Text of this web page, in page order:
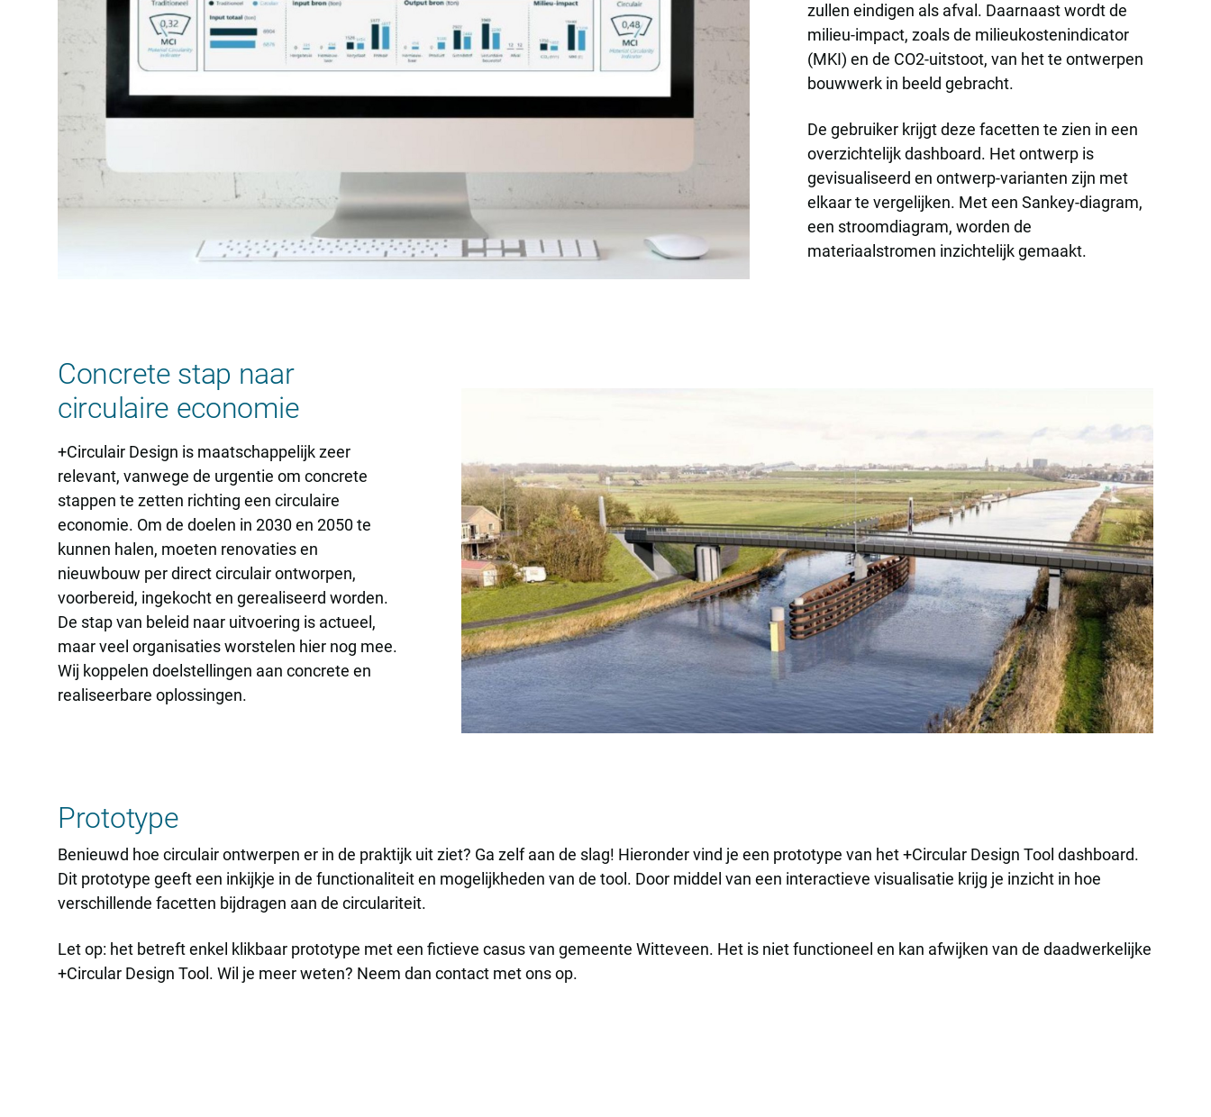
zullen eindigen als afval. Daarnaast wordt de
milieu-impact, zoals de milieukostenindicator
(MKI) en de CO2-uitstoot, van het te ontwerpen
bouwwerk in beeld gebracht.
De gebruiker krijgt deze facetten te zien in een
overzichtelijk dashboard. Het ontwerp is
gevisualiseerd en ontwerp-varianten zijn met
elkaar te vergelijken. Met een Sankey-diagram,
een stroomdiagram, worden de
materiaalstromen inzichtelijk gemaakt.
Concrete stap naar
circulaire economie
+Circulair Design is maatschappelijk zeer
relevant, vanwege de urgentie om concrete
stappen te zetten richting een circulaire
economie. Om de doelen in 2030 en 2050 te
kunnen halen, moeten renovaties en
nieuwbouw per direct circulair ontworpen,
voorbereid, ingekocht en gerealiseerd worden.
De stap van beleid naar uitvoering is actueel,
maar veel organisaties worstelen hier nog mee.
Wij koppelen doelstellingen aan concrete en
realiseerbare oplossingen.
Prototype
Benieuwd hoe circulair ontwerpen er in de praktijk uit ziet? Ga zelf aan de slag! Hieronder vind je een prototype van het +Circular Design Tool dashboard.
Dit prototype geeft een inkijkje in de functionaliteit en mogelijkheden van de tool. Door middel van een interactieve visualisatie krijg je inzicht in hoe
verschillende facetten bijdragen aan de circulariteit.
Let op: het betreft enkel klikbaar prototype met een fictieve casus van gemeente Witteveen. Het is niet functioneel en kan afwijken van de daadwerkelijke
+Circular Design Tool. Wil je meer weten? Neem dan contact met ons op.